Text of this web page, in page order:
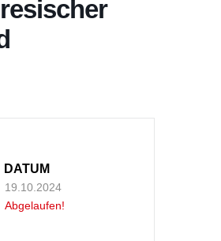
DATUM
19.10.2024
Abgelaufen!